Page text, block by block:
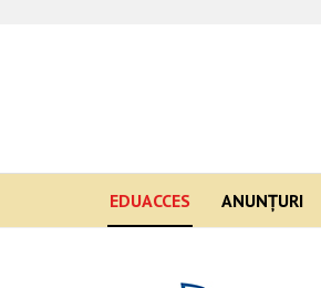
EDUACCES ANUNŢURI